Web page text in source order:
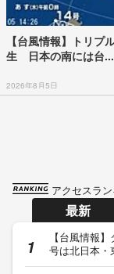
【台風情報】トリ
生 日本の南には台...
2026年8月5日
アクセスラ
最新
【台風情報
号は北日本